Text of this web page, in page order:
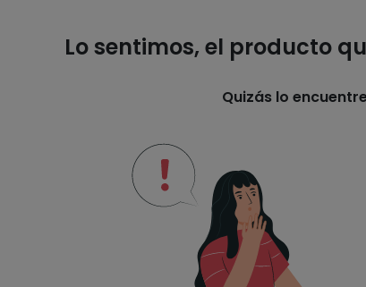
Lo sentimos, el producto
Quizás lo